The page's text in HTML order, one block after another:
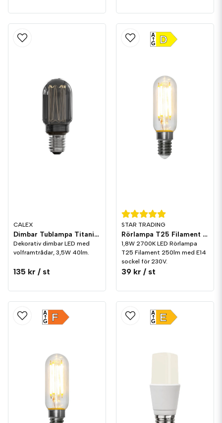
CALEX
Dimbar Tublampa Titanium LED 3,5W 40lm E27
Dekorativ dimbar LED med
volframtrådar, 3,5W 40lm.
135 kr / st
STAR TRADING
Rörlampa T25 Filament LED 250lm E14 2700K
1,8W 2700K LED Rörlampa
T25 Filament 250lm med E14
sockel för 230V.
39 kr / st
D
A
G
F
A
G E
A
G